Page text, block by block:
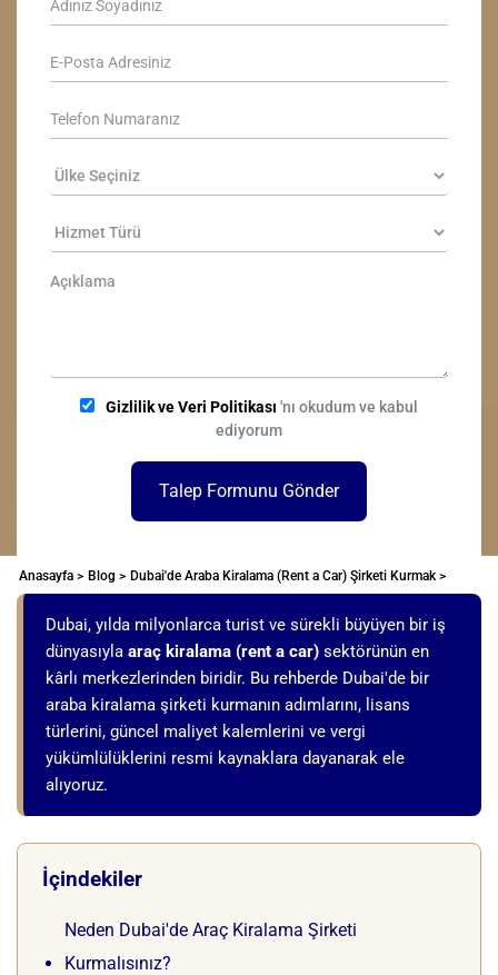
Gizlilik ve Veri Politikası 'nı okudum ve kabul
ediyorum
Talep Formunu Gönder
Anasayfa > Blog > Dubai'de Araba Kiralama (Rent a Car) Şirketi Kurmak >
Dubai, yılda milyonlarca turist ve sürekli büyüyen bir iş
dünyasıyla araç kiralama (rent a car) sektörünün en
kârlı merkezlerinden biridir. Bu rehberde Dubai'de bir
araba kiralama şirketi kurmanın adımlarını, lisans
türlerini, güncel maliyet kalemlerini ve vergi
yükümlülüklerini resmi kaynaklara dayanarak ele
alıyoruz.
İçindekiler
Neden Dubai'de Araç Kiralama Şirketi
Kurmalısınız?